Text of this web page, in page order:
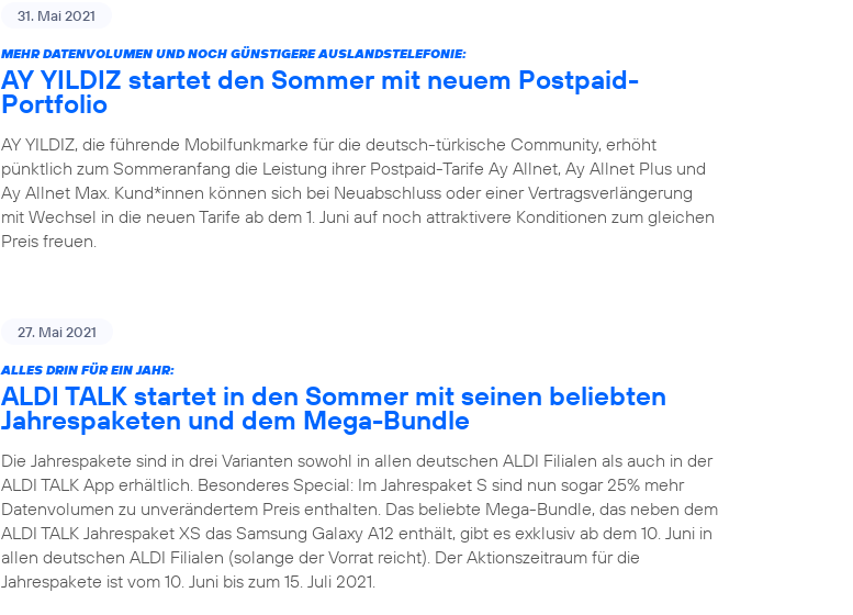
31. Mai 2021
MEHR DATENVOLUMEN UND NOCH GÜNSTIGERE AUSLANDSTELEFONIE:
AY YILDIZ startet den Sommer mit neuem Postpaid-
Portfolio
AY YILDIZ, die führende Mobilfunkmarke für die deutsch-türkische Community, erhöht
pünktlich zum Sommeranfang die Leistung ihrer Postpaid-Tarife Ay Allnet, Ay Allnet Plus und
Ay Allnet Max. Kund*innen können sich bei Neuabschluss oder einer Vertragsverlängerung
mit Wechsel in die neuen Tarife ab dem 1. Juni auf noch attraktivere Konditionen zum gleichen
Preis freuen.
27. Mai 2021
ALLES DRIN FÜR EIN JAHR:
ALDI TALK startet in den Sommer mit seinen beliebten
Jahrespaketen und dem Mega-Bundle
Die Jahrespakete sind in drei Varianten sowohl in allen deutschen ALDI Filialen als auch in der
ALDI TALK App erhältlich. Besonderes Special: Im Jahrespaket S sind nun sogar 25% mehr
Datenvolumen zu unverändertem Preis enthalten. Das beliebte Mega-Bundle, das neben dem
ALDI TALK Jahrespaket XS das Samsung Galaxy A12 enthält, gibt es exklusiv ab dem 10. Juni in
allen deutschen ALDI Filialen (solange der Vorrat reicht). Der Aktionszeitraum für die
Jahrespakete ist vom 10. Juni bis zum 15. Juli 2021.